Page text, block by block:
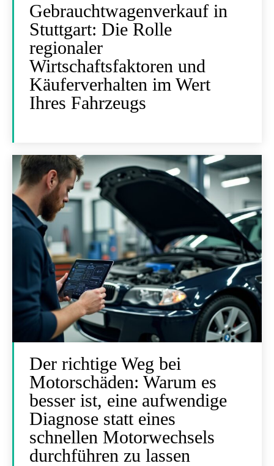
Gebrauchtwagenverkauf in
Stuttgart: Die Rolle
regionaler
Wirtschaftsfaktoren und
Käuferverhalten im Wert
Ihres Fahrzeugs
Der richtige Weg bei
Motorschäden: Warum es
besser ist, eine aufwendige
Diagnose statt eines
schnellen Motorwechsels
durchführen zu lassen